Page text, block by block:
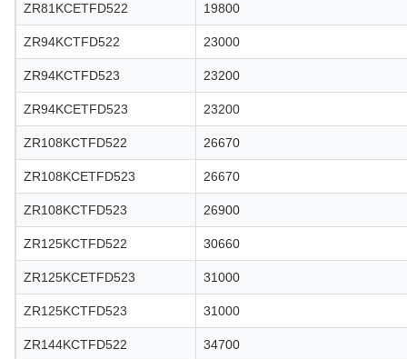
ZR81KCETFD522 19800
ZR94KCTFD522 23000
ZR94KCTFD523 23200
ZR94KCETFD523 23200
ZR108KCTFD522 26670
ZR108KCETFD523 26670
ZR108KCTFD523 26900
ZR125KCTFD522 30660
ZR125KCETFD523 31000
ZR125KCTFD523 31000
ZR144KCTFD522 34700